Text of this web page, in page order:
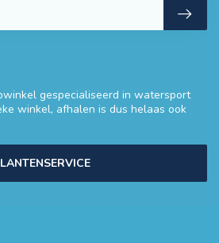
gespecialiseerd in watersport
winkel, afhalen is dus helaas ook